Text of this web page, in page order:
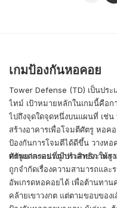
เกมป้องกันหอคอย
Tower Defense (TD) เป็นปร
ไทม์ เป้าหมายหลักในเกมนี้คือ
ไปถึงจุดใดจุดหนึ่งบนแผนที่ เช่
สร้างอาคารเพื่อโจมตีศัตรู หอ
ป้องกันการโจมตีได้ดีขึ้น วางห
ทรัพยากรอย่างมีประสิทธิภาพสู
ศัตรูแต่ละคนที่ถูกทำลายจะให้ร
ถูกจำกัดเรื่องความสามารถแล
อัพเกรดหอคอยได้ เพื่อต้านทา
คล้ายเขาวงกต แต่ตามขอบของ